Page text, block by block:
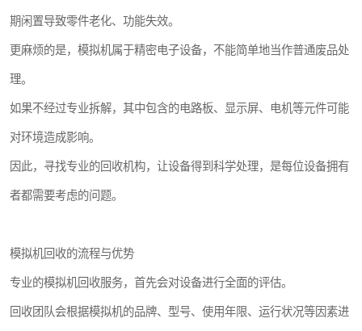
期闲置导致零件老化、功能失效。
更麻烦的是，模拟机属于精密电子设备，不能简单地当作普通废品处
理。
如果不经过专业拆解，其中包含的电路板、显示屏、电机等元件可能
对环境造成影响。
因此，寻找专业的回收机构，让设备得到科学处理，是每位设备拥有
者都需要考虑的问题。
模拟机回收的流程与优势
专业的模拟机回收服务，首先会对设备进行全面的评估。
回收团队会根据模拟机的品牌、型号、使用年限、运行状况等因素进